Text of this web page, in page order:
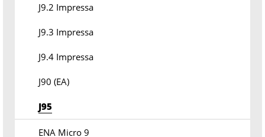
J9.2 Impressa
J9.3 Impressa
J9.4 Impressa
J90 (EA)
J95
ENA Micro 9